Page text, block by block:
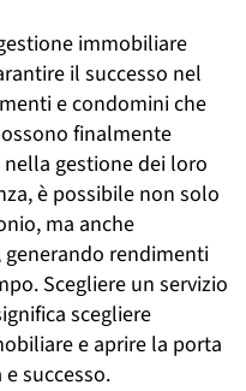
immobiliare
il successo nel
e condomini che
finalmente
gestione dei loro
è possibile non solo
ma anche
rendimenti
Scegliere un servizio
scegliere
e aprire la porta
successo.